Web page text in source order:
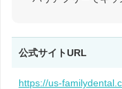
公式サイトURL
https://us-